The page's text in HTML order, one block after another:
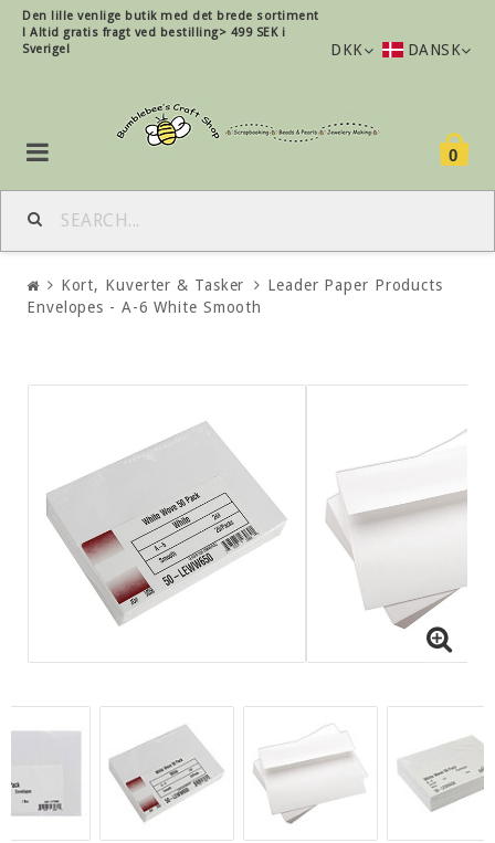
Den lille venlige butik med det brede sortiment
! Altid gratis fragt ved bestilling> 499 SEK i
Sverige!
DKK DANSK
0
Kort, Kuverter & Tasker
Leader Paper Products
Envelopes - A-6 White Smooth